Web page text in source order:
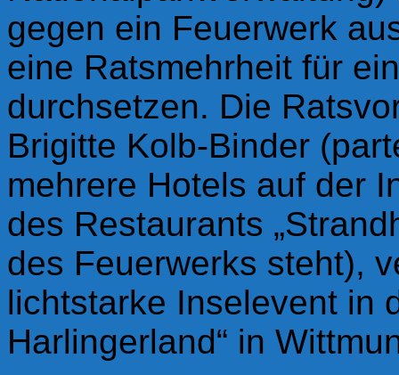
gegen ein Feuerwerk
eine Ratsmehrheit für
durchsetzen. Die
Brigitte Kolb-Binder
mehrere Hotels auf der
des Restaurants
des Feuerwerks steht),
lichtstarke Inselevent in
Harlingerland“ in